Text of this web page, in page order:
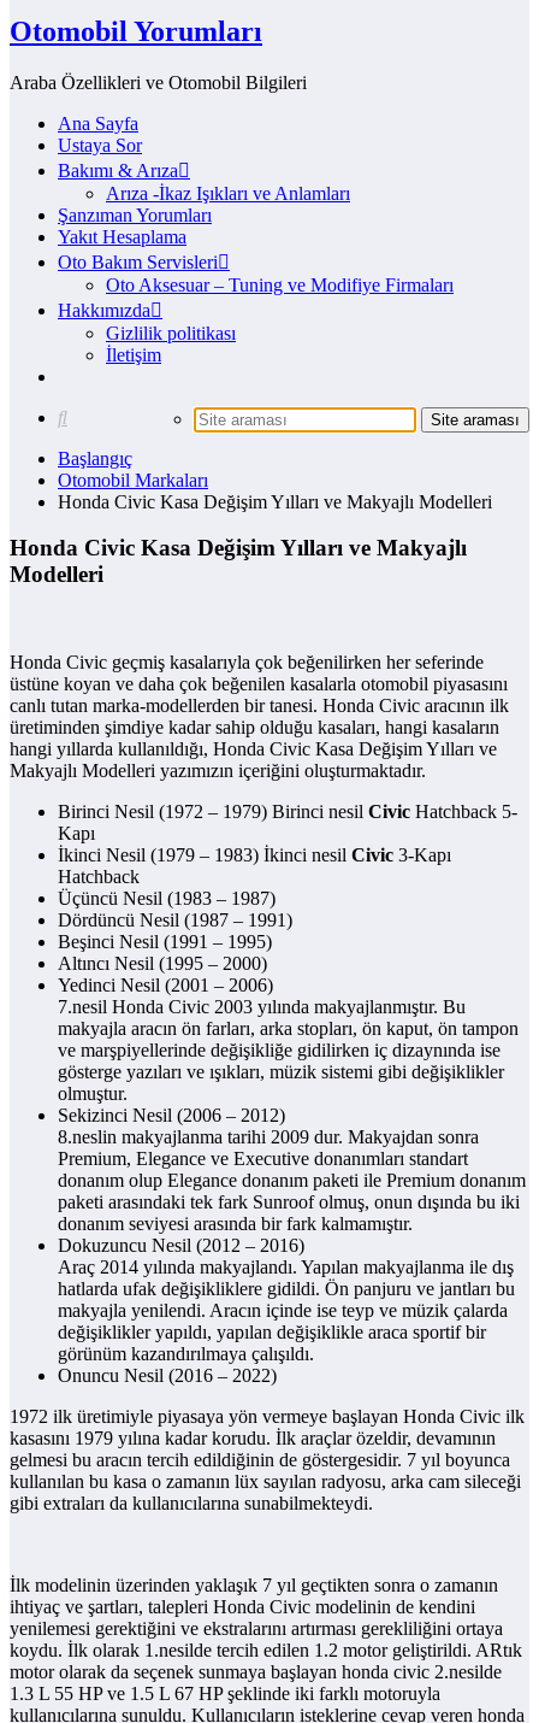
Otomobil Yorumları
Araba Özellikleri ve Otomobil Bilgileri
Ana Sayfa
Ustaya Sor
Bakımı & Arıza
Arıza -İkaz Işıkları ve Anlamları
Şanzıman Yorumları
Yakıt Hesaplama
Oto Bakım Servisleri
Oto Aksesuar – Tuning ve Modifiye Firmaları
Hakkımızda
Gizlilik politikası
İletişim
Başlangıç
Otomobil Markaları
Honda Civic Kasa Değişim Yılları ve Makyajlı Modelleri
Honda Civic Kasa Değişim Yılları ve Makyajlı
Modelleri
Honda Civic geçmiş kasalarıyla çok beğenilirken her seferinde
üstüne koyan ve daha çok beğenilen kasalarla otomobil piyasasını
canlı tutan marka-modellerden bir tanesi. Honda Civic aracının ilk
üretiminden şimdiye kadar sahip olduğu kasaları, hangi kasaların
hangi yıllarda kullanıldığı, Honda Civic Kasa Değişim Yılları ve
Makyajlı Modelleri yazımızın içeriğini oluşturmaktadır.
Birinci Nesil (1972 – 1979) Birinci nesil Civic Hatchback 5-
Kapı
İkinci Nesil (1979 – 1983) İkinci nesil Civic 3-Kapı
Hatchback
Üçüncü Nesil (1983 – 1987)
Dördüncü Nesil (1987 – 1991)
Beşinci Nesil (1991 – 1995)
Altıncı Nesil (1995 – 2000)
Yedinci Nesil (2001 – 2006)
7.nesil Honda Civic 2003 yılında makyajlanmıştır. Bu
makyajla aracın ön farları, arka stopları, ön kaput, ön tampon
ve marşpiyellerinde değişikliğe gidilirken iç dizaynında ise
gösterge yazıları ve ışıkları, müzik sistemi gibi değişiklikler
olmuştur.
Sekizinci Nesil (2006 – 2012)
8.neslin makyajlanma tarihi 2009 dur. Makyajdan sonra
Premium, Elegance ve Executive donanımları standart
donanım olup Elegance donanım paketi ile Premium donanım
paketi arasındaki tek fark Sunroof olmuş, onun dışında bu iki
donanım seviyesi arasında bir fark kalmamıştır.
Dokuzuncu Nesil (2012 – 2016)
Araç 2014 yılında makyajlandı. Yapılan makyajlanma ile dış
hatlarda ufak değişikliklere gidildi. Ön panjuru ve jantları bu
makyajla yenilendi. Aracın içinde ise teyp ve müzik çalarda
değişiklikler yapıldı, yapılan değişiklikle araca sportif bir
görünüm kazandırılmaya çalışıldı.
Onuncu Nesil (2016 – 2022)
1972 ilk üretimiyle piyasaya yön vermeye başlayan Honda Civic ilk
kasasını 1979 yılına kadar korudu. İlk araçlar özeldir, devamının
gelmesi bu aracın tercih edildiğinin de göstergesidir. 7 yıl boyunca
kullanılan bu kasa o zamanın lüx sayılan radyosu, arka cam sileceği
gibi extraları da kullanıcılarına sunabilmekteydi.
İlk modelinin üzerinden yaklaşık 7 yıl geçtikten sonra o zamanın
ihtiyaç ve şartları, talepleri Honda Civic modelinin de kendini
yenilemesi gerektiğini ve ekstralarını artırması gerekliliğini ortaya
koydu. İlk olarak 1.nesilde tercih edilen 1.2 motor geliştirildi. ARtık
motor olarak da seçenek sunmaya başlayan honda civic 2.nesilde
1.3 L 55 HP ve 1.5 L 67 HP şeklinde iki farklı motoruyla
kullanıcılarına sunuldu. Kullanıcıların isteklerine cevap veren honda